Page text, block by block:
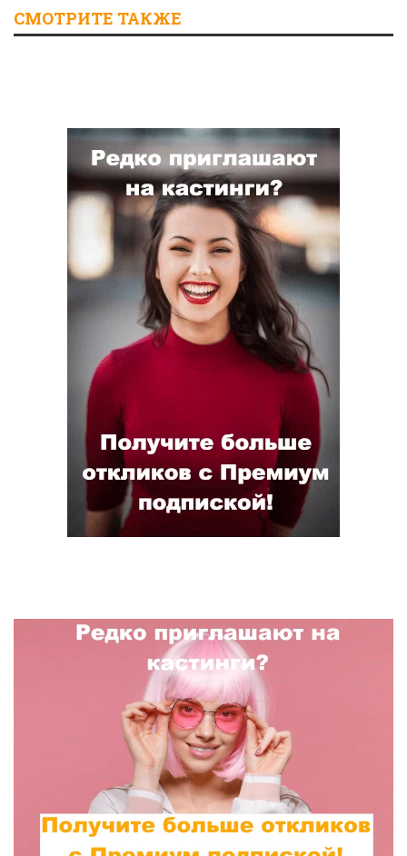
СМОТРИТЕ ТАКЖЕ